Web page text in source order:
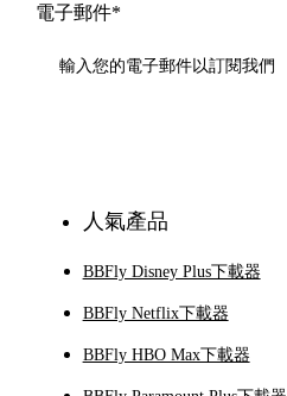
電子郵件*
人氣產品
BBFly Disney Plus下載器
BBFly Netflix下載器
BBFly HBO Max下載器